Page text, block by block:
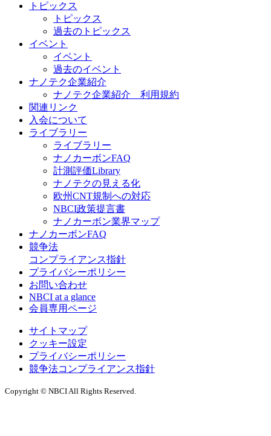
トピックス
トピックス
過去のトピックス
イベント
イベント
過去のイベント
ナノテク企業紹介
ナノテク企業紹介 利用規約
関連リンク
入会について
ライブラリー
ライブラリー
ナノカーボンFAQ
計測評価Library
ナノテクの見える化
欧州CNT規制への対応
NBCI政策提言書
ナノカーボン業界マップ
ナノカーボンFAQ
競争法
コンプライアンス指針
プライバシーポリシー
お問い合わせ
NBCI at a glance
会員専用ページ
サイトマップ
クッキー設定
プライバシーポリシー
競争法コンプライアンス指針
Copyright © NBCI All Rights Reserved.